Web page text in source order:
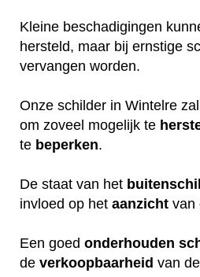
Kleine beschadigingen
hersteld, maar bij ernstige
vervangen worden.
Onze schilder in Wintelre
om zoveel mogelijk te
te beperken.
De staat van het
invloed op het aanzicht van
Een goed onderhouden
de verkoopbaarheid van de